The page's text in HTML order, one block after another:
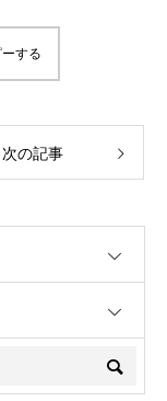
する
次の記事